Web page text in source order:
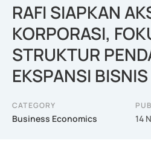
RAFI SIAPKAN
KORPORASI,
STRUKTUR
EKSPANSI BISNIS
CATEGORY
Business Economics 14